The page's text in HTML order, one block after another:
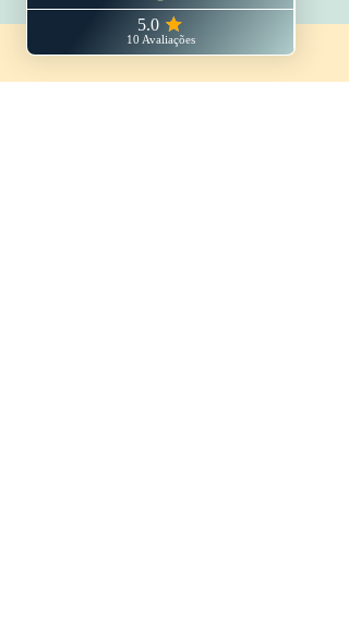
encontro, seja ele online, seja ele
presencial.